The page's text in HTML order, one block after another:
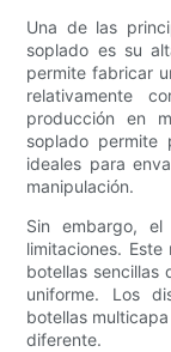
Una de las
soplado es su
permite fabricar
relativamente
producción en
soplado permite
ideales para
manipulación.
Sin embargo, el
limitaciones.
botellas sencillas
uniforme. Los
botellas
diferente.